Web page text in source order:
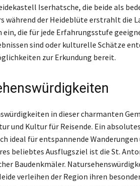
Iserhatsche, die beide als
während der Heideblüte erstrahlt die
die für jede Erfahrungsstufe
sind oder kulturelle Schätze
zur Erkundung bereit.
in dieser charmanten
und Kultur für Reisende. Ein
ideal für entspannende
beliebtes Ausflugsziel ist die St.
Baudenkmäler.
verleihen der Region ihren